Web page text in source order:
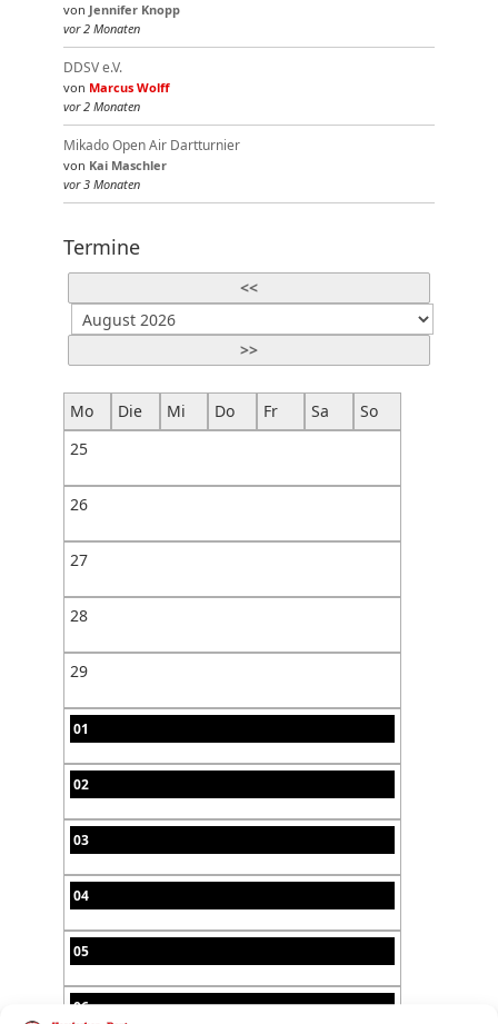
von Jennifer Knopp
vor 2 Monaten
DDSV e.V.
von Marcus Wolff
vor 2 Monaten
Mikado Open Air Dartturnier
von Kai Maschler
vor 3 Monaten
Termine
<<
>>
Mo Die Mi Do Fr Sa
So
25
26
27
28
29
01
02
03
04
05
06